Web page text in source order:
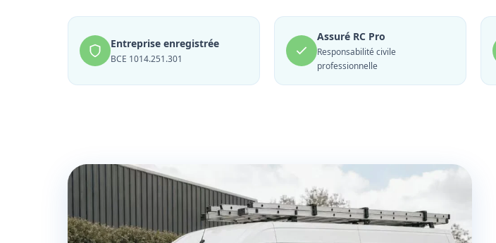
Entreprise enregistrée
BCE 1014.251.301
Assuré RC Pro
Responsabilité civile
professionnelle